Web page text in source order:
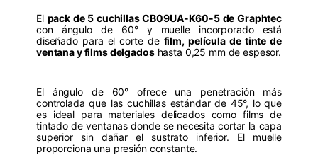
El pack de 5 cuchillas CB09UA-K60-5 de Graphtec
con ángulo de 60° y muelle incorporado está
diseñado para el corte de film, película de tinte de
ventana y films delgadoshasta 0,25 mm de espesor.
El ángulo de 60° ofrece una penetración más
controlada que las cuchillas estándar de 45°, lo que
es ideal para materiales delicados como films de
tintado de ventanas donde se necesita cortar la capa
superior sin dañar el sustrato inferior. El muelle
proporciona una presión constante.